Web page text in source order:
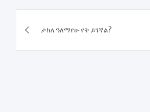
navigation
ታከለ ዓለማየሁ የት ይገኛል?